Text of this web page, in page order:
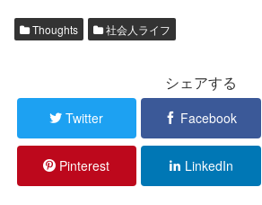
Thoughts 社会人ライフ
シェアする
Twitter Facebook
Pinterest LinkedIn